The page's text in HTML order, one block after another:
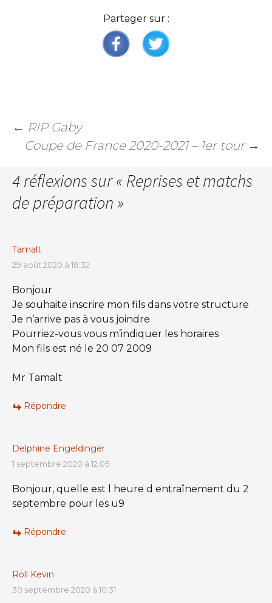
Partager sur :
← RIP Gaby
Coupe de France 2020-2021 – 1er tour →
4 réflexions sur « Reprises et matchs
de préparation»
Tamalt
29 août 2020 à 18:32
Bonjour
Je souhaite inscrire mon fils dans votre structure
Je n’arrive pas à vous joindre
Pourriez-vous vous m’indiquer les horaires
Mon fils est né le 20 07 2009
Mr Tamalt
Répondre
Delphine Engeldinger
1 septembre 2020 à 12:05
Bonjour, quelle est l heure d entraînement du 2
septembre pour les u9
Répondre
Roll Kevin
30 septembre 2020 à 10:31